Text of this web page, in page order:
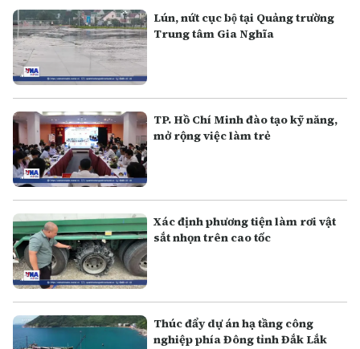
Lún, nứt cục bộ tại Quảng trường
Trung tâm Gia Nghĩa
TP. Hồ Chí Minh đào tạo kỹ năng,
mở rộng việc làm trẻ
Xác định phương tiện làm rơi vật
sắt nhọn trên cao tốc
Thúc đẩy dự án hạ tầng công
nghiệp phía Đông tỉnh Đắk Lắk